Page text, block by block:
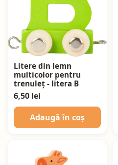
Litere din lemn
multicolor pentru
trenuleț - litera B
6,50 lei
Adaugă în coș